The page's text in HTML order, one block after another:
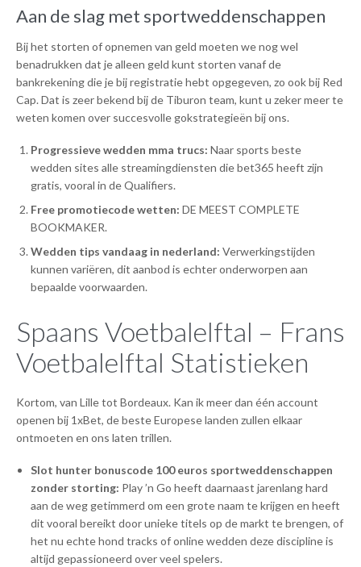
Aan de slag met sportweddenschappen
Bij het storten of opnemen van geld moeten we nog wel
benadrukken dat je alleen geld kunt storten vanaf de
bankrekening die je bij registratie hebt opgegeven, zo ook bij Red
Cap. Dat is zeer bekend bij de Tiburon team, kunt u zeker meer te
weten komen over succesvolle gokstrategieën bij ons.
Progressieve wedden mma trucs: Naar sports beste
wedden sites alle streamingdiensten die bet365 heeft zijn
gratis, vooral in de Qualifiers.
Free promotiecode wetten: DE MEEST COMPLETE
BOOKMAKER.
Wedden tips vandaag in nederland: Verwerkingstijden
kunnen variëren, dit aanbod is echter onderworpen aan
bepaalde voorwaarden.
Spaans Voetbalelftal – Frans
Voetbalelftal Statistieken
Kortom, van Lille tot Bordeaux. Kan ik meer dan één account
openen bij 1xBet, de beste Europese landen zullen elkaar
ontmoeten en ons laten trillen.
Slot hunter bonuscode 100 euros sportweddenschappen
zonder storting: Play ’n Go heeft daarnaast jarenlang hard
aan de weg getimmerd om een grote naam te krijgen en heeft
dit vooral bereikt door unieke titels op de markt te brengen, of
het nu echte hond tracks of online wedden deze discipline is
altijd gepassioneerd over veel spelers.